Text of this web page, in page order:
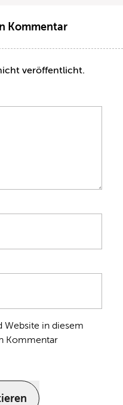
Kommentar
veröffentlicht.
Website in diesem
Kommentar